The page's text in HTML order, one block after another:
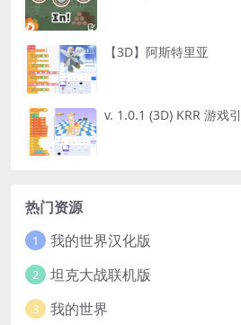
【3D】阿斯特里亚
v. 1.0.1 (3D) KRR 游戏
热门资源
1 我的世界汉化版
2 坦克大战联机版
3 我的世界